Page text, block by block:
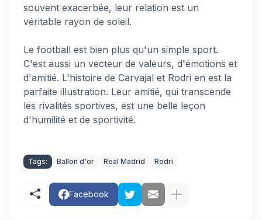
souvent exacerbée, leur relation est un
véritable rayon de soleil.
Le football est bien plus qu'un simple sport.
C'est aussi un vecteur de valeurs, d'émotions et
d'amitié. L'histoire de Carvajal et Rodri en est la
parfaite illustration. Leur amitié, qui transcende
les rivalités sportives, est une belle leçon
d'humilité et de sportivité.
Tags: Ballon d'or Real Madrid Rodri
Facebook